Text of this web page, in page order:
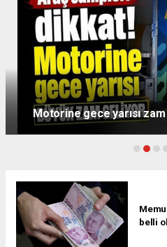
Emeklilere seyyanen zam
belli